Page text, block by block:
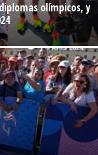
olímpicos, y